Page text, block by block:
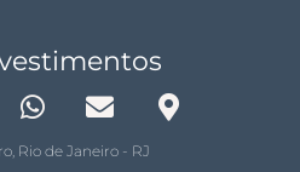
Rio de Janeiro - RJ